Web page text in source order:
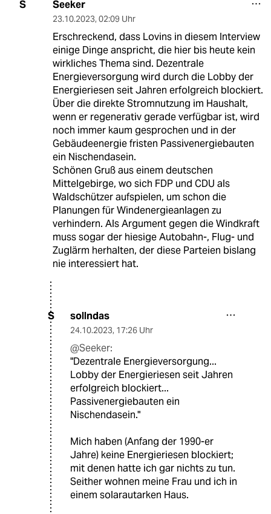
S Seeker
23.10.2023, 02:09 Uhr
Erschreckend, dass Lovins in diesem Interview
einige Dinge anspricht, die hier bis heute kein
wirkliches Thema sind. Dezentrale
Energieversorgung wird durch die Lobby der
Energieriesen seit Jahren erfolgreich blockiert.
Über die direkte Stromnutzung im Haushalt,
wenn er regenerativ gerade verfügbar ist, wird
noch immer kaum gesprochen und in der
Gebäudeenergie fristen Passivenergiebauten
ein Nischendasein.
Schönen Gruß aus einem deutschen
Mittelgebirge, wo sich FDP und CDU als
Waldschützer aufspielen, um schon die
Planungen für Windenergieanlagen zu
verhindern. Als Argument gegen die Windkraft
muss sogar der hiesige Autobahn-, Flug- und
Zuglärm herhalten, der diese Parteien bislang
nie interessiert hat.
S sollndas
24.10.2023, 17:26 Uhr
@Seeker:
"Dezentrale Energieversorgung...
Lobby der Energieriesen seit Jahren
erfolgreich blockiert...
Passivenergiebauten ein
Nischendasein."
Mich haben (Anfang der 1990-er
Jahre) keine Energieriesen blockiert;
mit denen hatte ich gar nichts zu tun.
Seither wohnen meine Frau und ich in
einem solarautarken Haus.